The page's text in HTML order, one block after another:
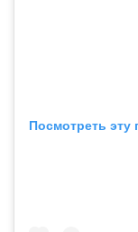
Посмотреть эту